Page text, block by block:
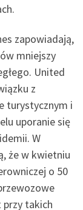
zapowiadają,
mniejszy
United
z
turystycznym i
uporanie się
W
że w kwietniu
o 50
takich